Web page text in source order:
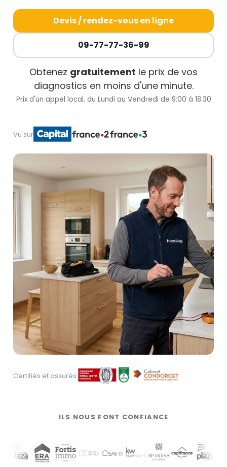
Devis / rendez-vous en ligne
09-77-77-36-99
Obtenez gratuitement le prix de vos
diagnostics en moins d'une minute.
Prix d'un appel local, du Lundi au Vendredi de 9:00 à 18:30
Vu sur
Certifiés et assurés
ILS NOUS FONT CONFIANCE